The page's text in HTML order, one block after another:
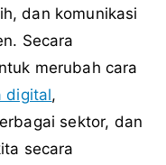
dan komunikasi
Secara
merubah cara
digital,
sektor, dan
secara